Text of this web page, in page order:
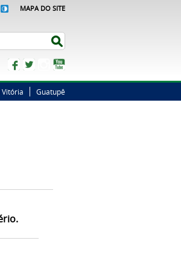
MAPA DO SITE
FacebookTwitterInstagram
Vitória Guatupê